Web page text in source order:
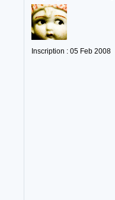
Inscription : 05 Feb 2008